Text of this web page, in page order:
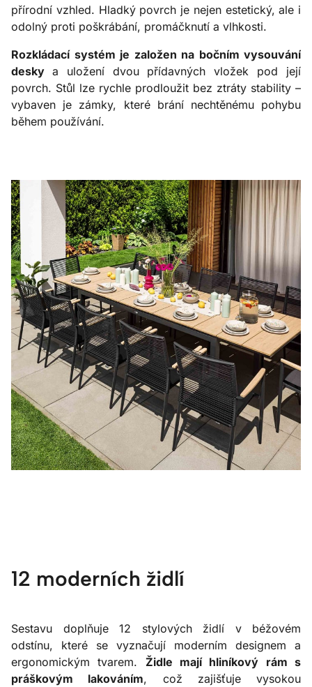
přírodní vzhled. Hladký povrch je nejen estetický, ale i
odolný proti poškrábání, promáčknutí a vlhkosti.
Rozkládací systém je založen na bočním vysouvání
desky a uložení dvou přídavných vložek pod její
povrch. Stůl lze rychle prodloužit bez ztráty stability –
vybaven je zámky, které brání nechtěnému pohybu
během používání.
12 moderních židlí
Sestavu doplňuje 12 stylových židlí v béžovém
odstínu, které se vyznačují moderním designem a
ergonomickým tvarem. Židle mají hliníkový rám s
práškovým lakováním, což zajišťuje vysokou